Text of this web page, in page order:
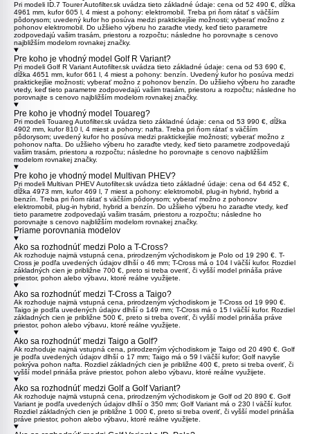
Pri modeli ID.7 TourerAutofilter.sk uvádza tieto základné údaje: cena od 52 490 €, dĺžka
4961 mm, kufor 605 l, 4 miest a pohony: elektromobil. Treba pri ňom rátať s väčším
pôdorysom; uvedený kufor ho posúva medzi praktickejšie možnosti; vyberať možno z
pohonov elektromobil. Do užšieho výberu ho zaraďte vtedy, keď tieto parametre
zodpovedajú vašim trasám, priestoru a rozpočtu; následne ho porovnajte s cenovo
najbližším modelom rovnakej značky.
Pre koho je vhodný model Golf R Variant?
Pri modeli Golf R VariantAutofilter.sk uvádza tieto základné údaje: cena od 53 690 €,
dĺžka 4651 mm, kufor 661 l, 4 miest a pohony: benzín. Uvedený kufor ho posúva medzi
praktickejšie možnosti; vyberať možno z pohonov benzín. Do užšieho výberu ho zaraďte
vtedy, keď tieto parametre zodpovedajú vašim trasám, priestoru a rozpočtu; následne ho
porovnajte s cenovo najbližším modelom rovnakej značky.
Pre koho je vhodný model Touareg?
Pri modeli Touareg Autofilter.sk uvádza tieto základné údaje: cena od 53 990 €, dĺžka
4902 mm, kufor 810 l, 4 miest a pohony: nafta. Treba pri ňom rátať s väčším
pôdorysom; uvedený kufor ho posúva medzi praktickejšie možnosti; vyberať možno z
pohonov nafta. Do užšieho výberu ho zaraďte vtedy, keď tieto parametre zodpovedajú
vašim trasám, priestoru a rozpočtu; následne ho porovnajte s cenovo najbližším
modelom rovnakej značky.
Pre koho je vhodný model Multivan PHEV?
Pri modeli Multivan PHEVAutofilter.sk uvádza tieto základné údaje: cena od 64 452 €,
dĺžka 4973 mm, kufor 469 l, 7 miest a pohony: elektromobil, plug-in hybrid, hybrid a
benzín. Treba pri ňom rátať s väčším pôdorysom; vyberať možno z pohonov
elektromobil, plug-in hybrid, hybrid a benzín. Do užšieho výberu ho zaraďte vtedy, keď
tieto parametre zodpovedajú vašim trasám, priestoru a rozpočtu; následne ho
porovnajte s cenovo najbližším modelom rovnakej značky.
Priame porovnania modelov
Ako sa rozhodnúť medzi Polo a T-Cross?
Ak rozhoduje najmä vstupná cena, prirodzeným východiskom je Polo od 19 290 €. T-
Cross je podľa uvedených údajov dlhší o 46 mm; T-Cross má o 104 l väčší kufor. Rozdiel
základných cien je približne 700 €, preto si treba overiť, či vyšší model prináša práve
priestor, pohon alebo výbavu, ktoré reálne využijete.
Ako sa rozhodnúť medzi T-Cross a Taigo?
Ak rozhoduje najmä vstupná cena, prirodzeným východiskom je T-Cross od 19 990 €.
Taigo je podľa uvedených údajov dlhší o 149 mm; T-Cross má o 15 l väčší kufor. Rozdiel
základných cien je približne 500 €, preto si treba overiť, či vyšší model prináša práve
priestor, pohon alebo výbavu, ktoré reálne využijete.
Ako sa rozhodnúť medzi Taigo a Golf?
Ak rozhoduje najmä vstupná cena, prirodzeným východiskom je Taigo od 20 490 €. Golf
je podľa uvedených údajov dlhší o 17 mm; Taigo má o 59 l väčší kufor; Golf navyše
pokrýva pohon nafta. Rozdiel základných cien je približne 400 €, preto si treba overiť, či
vyšší model prináša práve priestor, pohon alebo výbavu, ktoré reálne využijete.
Ako sa rozhodnúť medzi Golf a Golf Variant?
Ak rozhoduje najmä vstupná cena, prirodzeným východiskom je Golf od 20 890 €. Golf
Variant je podľa uvedených údajov dlhší o 350 mm; Golf Variant má o 230 l väčší kufor.
Rozdiel základných cien je približne 1 000 €, preto si treba overiť, či vyšší model prináša
práve priestor, pohon alebo výbavu, ktoré reálne využijete.